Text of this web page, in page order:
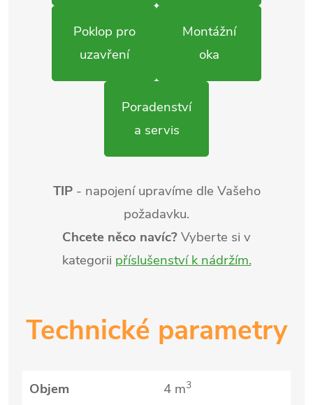
Poklop pro
uzavření
Montážní
oka
Poradenství
a servis
TIP- napojení upravíme dle Vašeho
požadavku.
Chcete něco navíc?Vyberte si v
kategorii příslušenství k nádržím.
Technické parametry
Objem 4 m3